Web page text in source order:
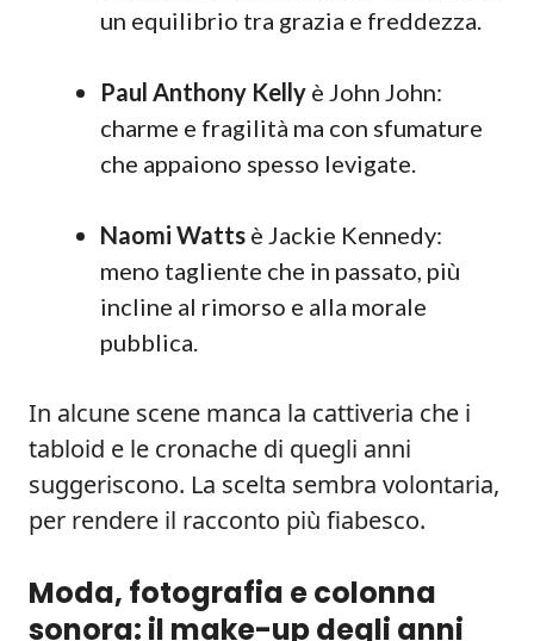
un equilibrio tra grazia e freddezza.
Paul Anthony Kelly è John John:
charme e fragilità ma con sfumature
che appaiono spesso levigate.
Naomi Watts è Jackie Kennedy:
meno tagliente che in passato, più
incline al rimorso e alla morale
pubblica.
In alcune scene manca la cattiveria che i
tabloid e le cronache di quegli anni
suggeriscono. La scelta sembra volontaria,
per rendere il racconto più fiabesco.
Moda, fotografia e colonna
sonora: il make-up degli anni